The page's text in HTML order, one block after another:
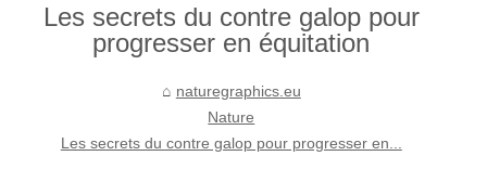
Les secrets du contre galop pour
progresser en équitation
naturegraphics.eu
Nature
Les secrets du contre galop pour progresser en...